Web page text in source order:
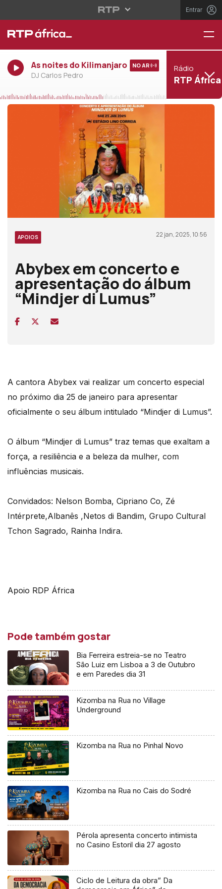
Entrar
As noites do Kilimanjaro
DJ Carlos Pedro
NO AR Rádio
RTP África
APOIOS 22 jan, 2025, 10:56
Abybex em concerto e
apresentação do álbum
“Mindjer di Lumus”
A cantora Abybex vai realizar um concerto especial
no próximo dia 25 de janeiro para apresentar
oficialmente o seu álbum intitulado “Mindjer di Lumus”.
O álbum “Mindjer di Lumus” traz temas que exaltam a
força, a resiliência e a beleza da mulher, com
influências musicais.
Convidados: Nelson Bomba, Cipriano Co, Zé
Intérprete,Albanês ,Netos di Bandim, Grupo Cultural
Tchon Sagrado, Rainha Indira.
Apoio RDP África
Pode também gostar
Bia Ferreira estreia-se no Teatro
São Luiz em Lisboa a 3 de Outubro
e em Paredes dia 31
Kizomba na Rua no Village
Underground
Kizomba na Rua no Pinhal Novo
Kizomba na Rua no Cais do Sodré
Pérola apresenta concerto intimista
no Casino Estoril dia 27 agosto
Ciclo de Leitura da obra” Da